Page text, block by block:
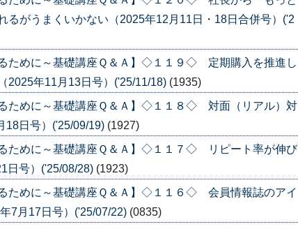
るがうまくいかない（2025年12月11日・18日合併号）('2
るために～基礎講座Ｑ＆Ａ】◇１１９◇ 定期購入を推進し
2025年11月13日号）('25/11/18) (1935)
るために～基礎講座Ｑ＆Ａ】◇１１８◇ 対面（リアル）対
18日号）('25/09/19) (1927)
るために～基礎講座Ｑ＆Ａ】◇１１７◇ リピート率が伸び
日号）('25/08/28) (1923)
るために～基礎講座Ｑ＆Ａ】◇１１６◇ 会員情報誌のアイ
7月17日号）('25/07/22) (0835)